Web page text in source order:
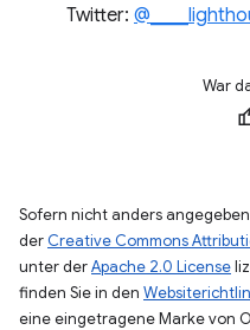
Twitter:
War
Sofern nicht anders
der Creative Commons
unter derApache 2.0 License
finden Sie in den
eine eingetragene Marke von